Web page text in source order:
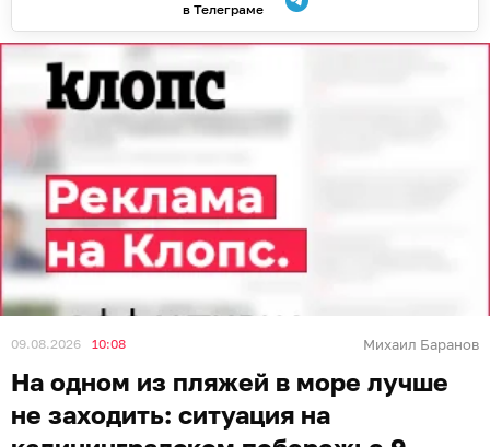
в Телеграме
09.08.2026 10:08 Михаил Баранов
На одном из пляжей в море лучше
не заходить: ситуация на